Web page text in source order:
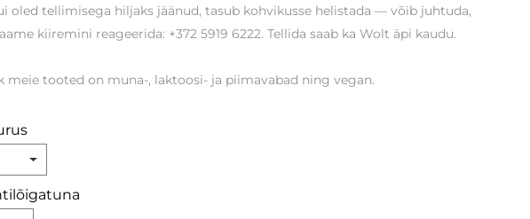
oled tellimisega hiljaks jäänud, tasub kohvikusse helistada — võib juhtuda,
kiiremini reageerida: +372 5919 6222. Tellida saab ka Wolt äpi kaudu.
meie tooted on muna-, laktoosi- ja piimavabad ning vegan.